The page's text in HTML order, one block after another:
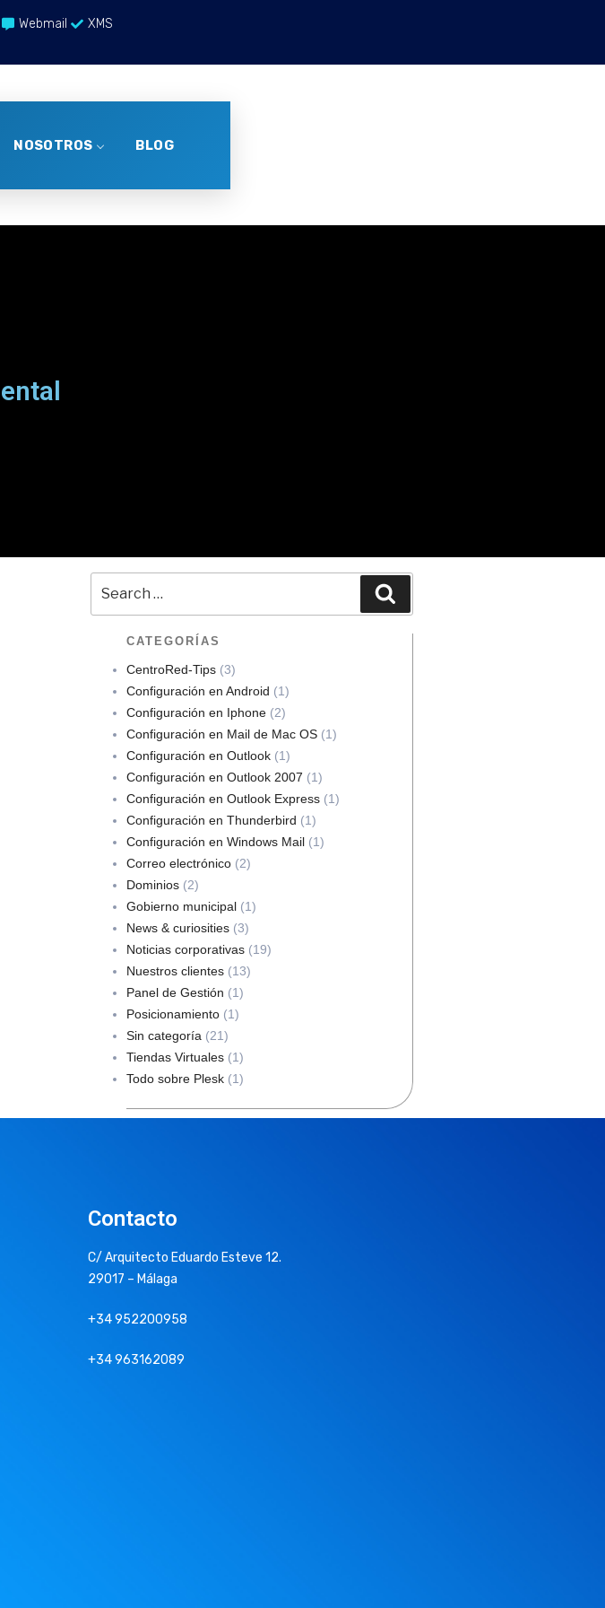
Webmail XMS
NOSOTROS BLOG
CATEGORÍAS
CentroRed-Tips(3)
Configuración en Android (1)
Configuración en Iphone(2)
Configuración en Mail de Mac OS(1)
Configuración en Outlook(1)
Configuración en Outlook 2007 (1)
Configuración en Outlook Express(1)
Configuración en Thunderbird (1)
Configuración en Windows Mail(1)
Correo electrónico(2)
Dominios(2)
Gobierno municipal(1)
News & curiosities(3)
Noticias corporativas(19)
Nuestros clientes(13)
Panel de Gestión (1)
Posicionamiento(1)
Sin categoría (21)
Tiendas Virtuales(1)
Todo sobre Plesk(1)
Contacto
C/ Arquitecto Eduardo Esteve 12.
29017 – Málaga
+34 952200958
+34 963162089